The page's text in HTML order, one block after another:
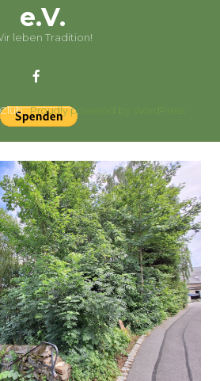
e.V.
leben Tradition!
.Proudly powered by WordPress